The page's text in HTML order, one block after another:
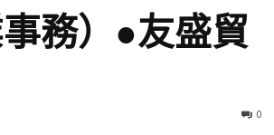
務）●友盛貿
0